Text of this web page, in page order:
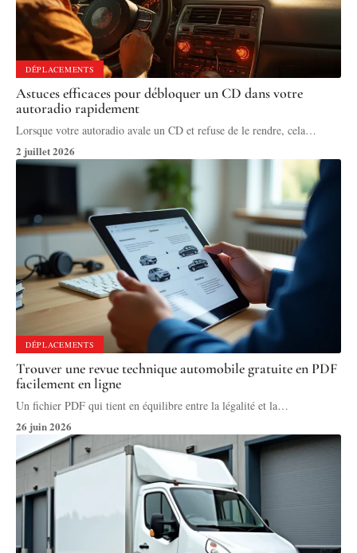
DÉPLACEMENTS
Astuces efficaces pour débloquer un CD dans votre
autoradio rapidement
Lorsque votre autoradio avale un CD et refuse de le rendre, cela…
2 juillet 2026
DÉPLACEMENTS
Trouver une revue technique automobile gratuite en PDF
facilement en ligne
Un fichier PDF qui tient en équilibre entre la légalité et la…
26 juin 2026